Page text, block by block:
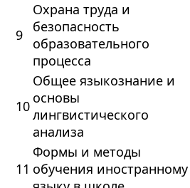
9
Охрана труда и
безопасность
образовательного
процесса
10
Общее языкознание и
основы
лингвистического
анализа
11
Формы и методы
обучения иностранному